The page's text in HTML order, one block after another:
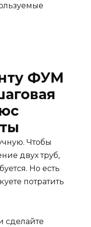
ФУМ
Чтобы
двух труб,
Но есть
потратить
сделайте